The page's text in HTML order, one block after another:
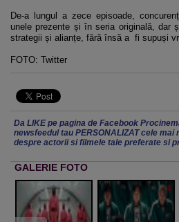
De-a lungul a zece episoade,
unele prezente și în seria originală, dar
strategii și alianțe, fără însă a fi supuși
FOTO: Twitter
Da LIKE pe pagina de Facebook
newsfeedul tau PERSONALIZAT cele
despre actorii si filmele tale preferate si
GALERIE FOTO